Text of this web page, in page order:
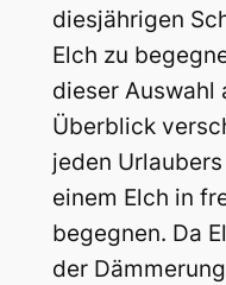
diesjährigen
Elch zu
dieser Auswahl
Überblick
jeden
einem Elch in
begegnen. Da
der